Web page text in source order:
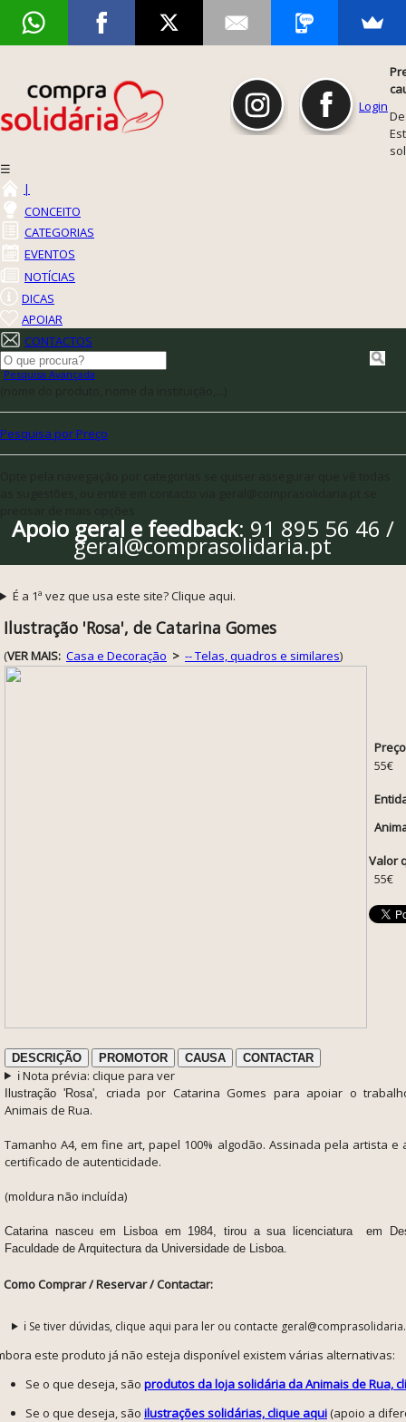
Login
☰
|
CONCEITO
CATEGORIAS
EVENTOS
NOTÍCIAS
DICAS
APOIAR
CONTACTOS
Pesquisa Avançada
Pesquisa por Preço
Apoio geral e feedback: 91 895 56 46 /
geral@comprasolidaria.pt
É a 1ª vez que usa este site? Clique aqui.
Ilustração 'Rosa', de Catarina Gomes
(VER MAIS: Casa e Decoração > -- Telas, quadros e similares)
55€
Valor
55€
DESCRIÇÃO PROMOTOR CAUSA CONTACTAR
ℹ️ Nota prévia: clique para ver
Ilustração 'Rosa', criada por Catarina Gomes para apoiar o
Animais de Rua.
Tamanho A4, em fine art, papel 100% algodão. Assinada pela artista e
certificado de autenticidade.
(moldura não incluída)
Catarina nasceu em Lisboa em 1984, tirou a sua licenciatura em
Faculdade de Arquitectura da Universidade de Lisboa.
Como Comprar / Reservar / Contactar:
ℹ️ Se tiver dúvidas, clique aqui para ler ou contacte
este produto já não esteja disponível existem várias alternativas:
Se o que deseja, são produtos da loja solidária da Animais de Rua,
Se o que deseja, são ilustrações solidárias, clique aqui(apoio a